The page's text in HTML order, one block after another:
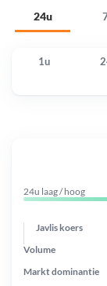
24u
1u
24u laag / hoog
Javlis koers
Markt dominantie
Volume